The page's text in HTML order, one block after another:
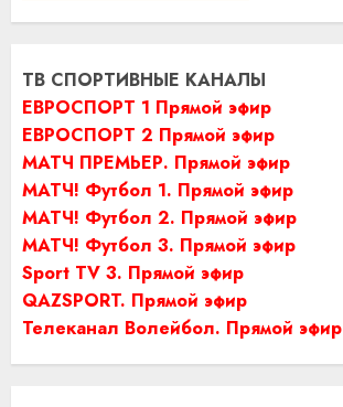
ТВ СПОРТИВНЫЕ КАНАЛЫ
ЕВРОСПОРТ 1 Прямой эфир
ЕВРОСПОРТ 2 Прямой эфир
МАТЧ ПРЕМЬЕР. Прямой эфир
МАТЧ! Футбол 1. Прямой эфир
МАТЧ! Футбол 2. Прямой эфир
МАТЧ! Футбол 3. Прямой эфир
Sport TV 3. Прямой эфир
QAZSPORT. Прямой эфир
Телеканал Волейбол. Прямой эфир